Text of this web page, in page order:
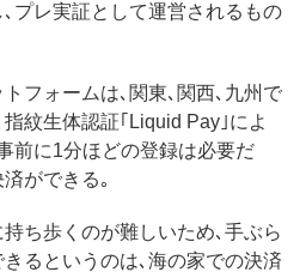
プレ実証として運営されるもの
フォームは､関東､関西､九州で
紋生体認証｢Liquid Pay｣によ
前に1分ほどの登録は必要だ
ができる｡
ち歩くのが難しいため､手ぶら
るというのは､海の家での決済